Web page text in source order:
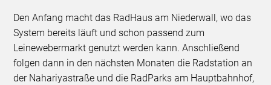
Den Anfang macht das RadHaus am Niederwall, wo das
System bereits läuft und schon passend zum
Leinewebermarkt genutzt werden kann. Anschließend
folgen dann in den nächsten Monaten die Radstation an
der Nahariyastraße und die RadParks am Hauptbahnhof,